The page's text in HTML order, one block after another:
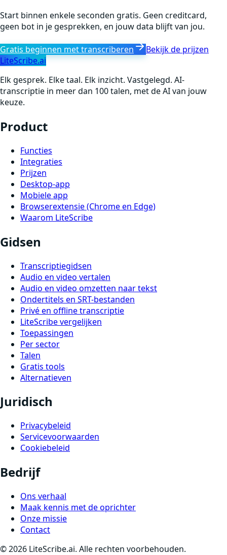
Start binnen enkele seconden gratis. Geen creditcard,
geen bot in je gesprekken, en jouw data blijft van jou.
Gratis beginnen met transcriberen
Bekijk de prijzen
LiteScribe.ai
Elk gesprek. Elke taal. Elk inzicht. Vastgelegd. AI-
transcriptie in meer dan 100 talen, met de AI van jouw
keuze.
Product
Functies
Integraties
Prijzen
Desktop-app
Mobiele app
Browserextensie (Chrome en Edge)
Waarom LiteScribe
Gidsen
Transcriptiegidsen
Audio en video vertalen
Audio en video omzetten naar tekst
Ondertitels en SRT-bestanden
Privé en offline transcriptie
LiteScribe vergelijken
Toepassingen
Per sector
Talen
Gratis tools
Alternatieven
Juridisch
Privacybeleid
Servicevoorwaarden
Cookiebeleid
Bedrijf
Ons verhaal
Maak kennis met de oprichter
Onze missie
Contact
©2026 LiteScribe.ai. Alle rechten voorbehouden.